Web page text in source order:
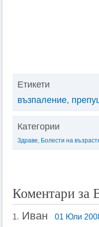
Етикети
възпаление,
Категории
Здраве, Болести на
Коментари за
1. Иван 01 Юли